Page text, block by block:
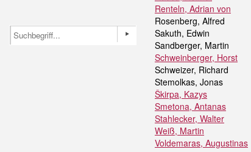
Renteln, Adrian von
Rosenberg, Alfred
Sakuth, Edwin
Sandberger, Martin
Schweinberger, Horst
Schweizer, Richard
Stemolkas, Jonas
Škirpa, Kazys
Smetona, Antanas
Stahlecker, Walter
Weiß, Martin
Voldemaras, Augustinas